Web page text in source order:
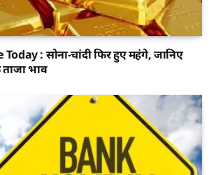
: सोना-चांदी फिर हुए महंगे, जानिए
भाव